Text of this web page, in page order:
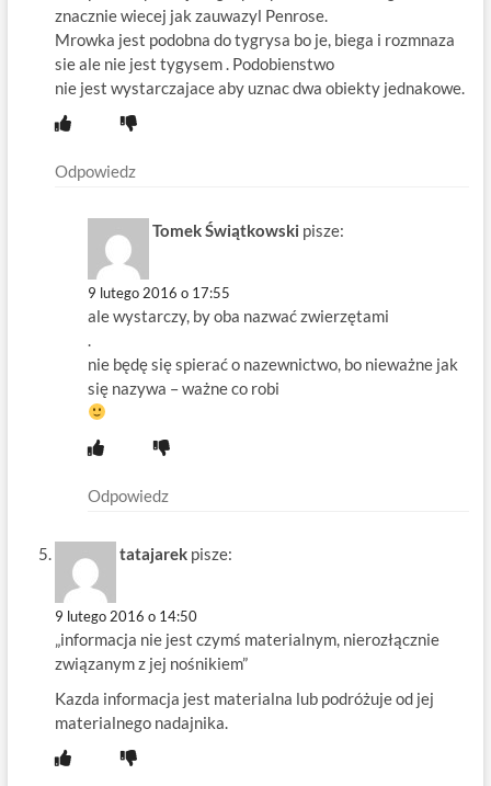
znacznie wiecej jak zauwazyl Penrose.
Mrowka jest podobna do tygrysa bo je, biega i rozmnaza
sie ale nie jest tygysem . Podobienstwo
nie jest wystarczajace aby uznac dwa obiekty jednakowe.
Odpowiedz
Tomek Świątkowski pisze:
9 lutego 2016 o 17:55
ale wystarczy, by oba nazwać zwierzętami
nie będę się spierać o nazewnictwo, bo nieważne jak
się nazywa – ważne co robi
Odpowiedz
tatajarek pisze:
9 lutego 2016 o 14:50
„informacja nie jest czymś materialnym, nierozłącznie
związanym z jej nośnikiem”
Kazda informacja jest materialna lub podróżuje od jej
materialnego nadajnika.